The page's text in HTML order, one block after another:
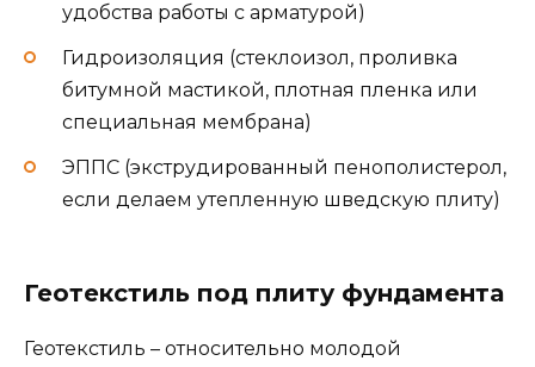
удобства работы с арматурой)
Гидроизоляция (стеклоизол, проливка
битумной мастикой, плотная пленка или
специальная мембрана)
ЭППС (экструдированный пенополистерол,
если делаем утепленную шведскую плиту)
Геотекстиль под плиту фундамента
Геотекстиль – относительно молодой